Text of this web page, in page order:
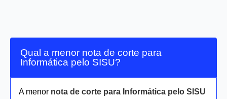
Qual a menor nota de corte para
Informática pelo SISU?
A menor nota de corte para Informática pelo SISU